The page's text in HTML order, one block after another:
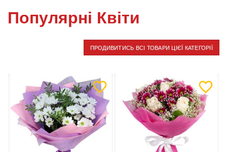
Популярні Квіти
ПРОДИВИТИСЬ ВСІ ТОВАРИ ЦІЄЇ КАТЕГОРІЇ